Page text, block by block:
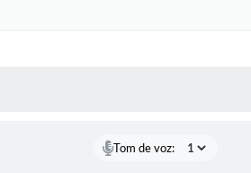
Tom de voz: